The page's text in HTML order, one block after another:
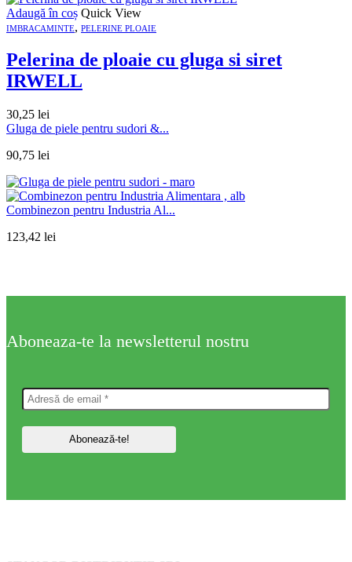
Adaugă în coș Quick View
IMBRACAMINTE, PELERINE PLOAIE
Pelerina de ploaie cu gluga si siret
IRWELL
30,25 lei
Gluga de piele pentru sudori &...
90,75 lei
Combinezon pentru Industria Al...
123,42 lei
Aboneaza-te la newsletterul nostru